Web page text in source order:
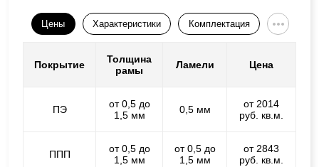
Цены Характеристики Комплектация
Покрытие
Толщина
рамы
Ламели Цена
ПЭ
от 0,5 до
1,5 мм
0,5 мм
от 2014
руб. кв.м.
ППП
от 0,5 до
1,5 мм
от 0,5 до
1,5 мм
от 2843
руб. кв.м.